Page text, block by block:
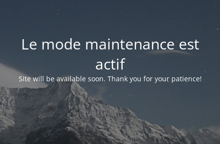
Le mode maintenance est
actif
Site will be available soon. Thank you for your patience!